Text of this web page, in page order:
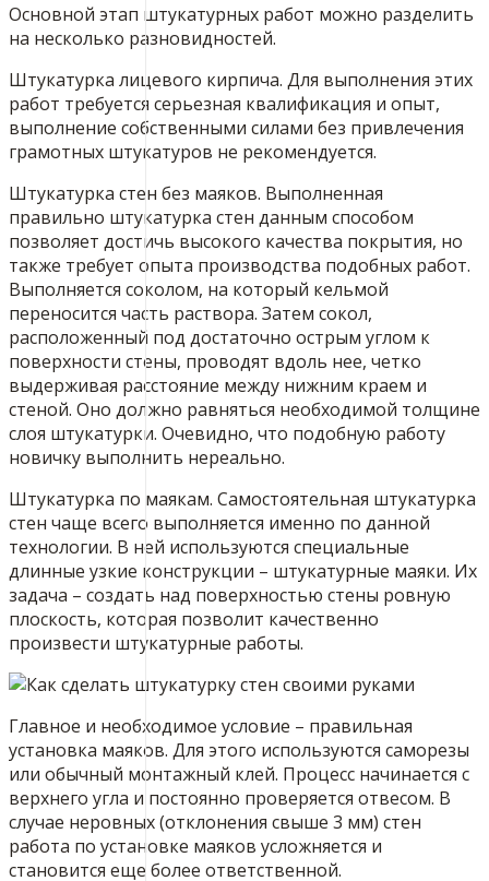
Основной этап штукатурных работ можно разделить
на несколько разновидностей.
Штукатурка лицевого кирпича. Для выполнения этих
работ требуется серьезная квалификация и опыт,
выполнение собственными силами без привлечения
грамотных штукатуров не рекомендуется.
Штукатурка стен без маяков. Выполненная
правильно штукатурка стен данным способом
позволяет достичь высокого качества покрытия, но
также требует опыта производства подобных работ.
Выполняется соколом, на который кельмой
переносится часть раствора. Затем сокол,
расположенный под достаточно острым углом к
поверхности стены, проводят вдоль нее, четко
выдерживая расстояние между нижним краем и
стеной. Оно должно равняться необходимой толщине
слоя штукатурки. Очевидно, что подобную работу
новичку выполнить нереально.
Штукатурка по маякам. Самостоятельная штукатурка
стен чаще всего выполняется именно по данной
технологии. В ней используются специальные
длинные узкие конструкции – штукатурные маяки. Их
задача – создать над поверхностью стены ровную
плоскость, которая позволит качественно
произвести штукатурные работы.
Главное и необходимое условие – правильная
установка маяков. Для этого используются саморезы
или обычный монтажный клей. Процесс начинается с
верхнего угла и постоянно проверяется отвесом. В
случае неровных (отклонения свыше 3 мм) стен
работа по установке маяков усложняется и
становится еще более ответственной.